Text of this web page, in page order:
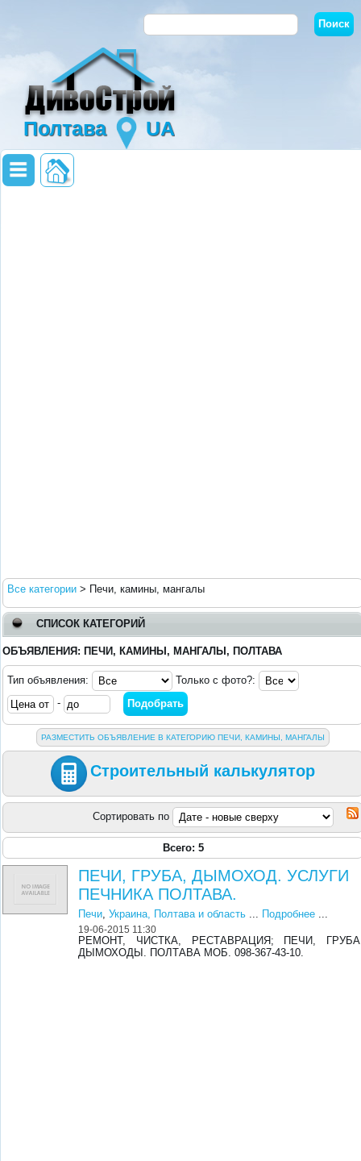
Полтава UA
Все категории > Печи, камины, мангалы
СПИСОК КАТЕГОРИЙ
ОБЪЯВЛЕНИЯ: ПЕЧИ, КАМИНЫ, МАНГАЛЫ, ПОЛТАВА
Тип объявления:
Только с фото?:
-
РАЗМЕСТИТЬ ОБЪЯВЛЕНИЕ В КАТЕГОРИЮ ПЕЧИ, КАМИНЫ, МАНГАЛЫ
Строительный калькулятор
Сортировать по
Всего: 5
ПЕЧИ, ГРУБА, ДЫМОХОД. УСЛУГИ
ПЕЧНИКА ПОЛТАВА.
Печи,Украина, Полтава и область ... Подробнее ...
19-06-2015 11:30
РЕМОНТ, ЧИСТКА, РЕСТАВРАЦИЯ; ПЕЧИ,
ДЫМОХОДЫ. ПОЛТАВА МОБ. 098-367-43-10.